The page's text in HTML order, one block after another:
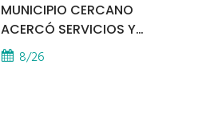
MUNICIPIO CERCANO
ACERCÓ SERVICIOS Y
ATENCIÓN A LOS
VECINOS EL
8/26